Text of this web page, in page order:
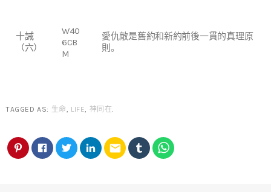
十誡
（六）
W40
6CB
M
愛仇敵是舊約和新約前後一貫的真理原
則。
TAGGED AS: 生命, LIFE, 神同在.
email